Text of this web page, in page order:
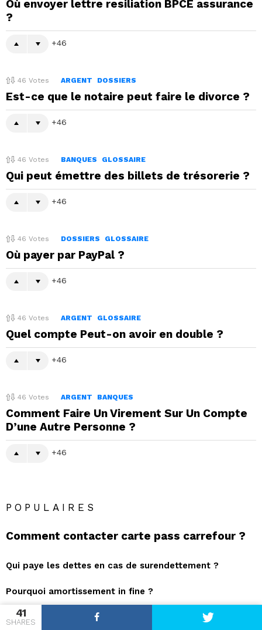
41
SHARES
Où envoyer lettre resiliation BPCE assurance
?
46
46 Votes ARGENT DOSSIERS
Est-ce que le notaire peut faire le divorce ?
46
46 Votes BANQUES GLOSSAIRE
Qui peut émettre des billets de trésorerie ?
46
46 Votes DOSSIERS GLOSSAIRE
Où payer par PayPal ?
46
46 Votes ARGENT GLOSSAIRE
Quel compte Peut-on avoir en double ?
46
46 Votes ARGENT BANQUES
Comment Faire Un Virement Sur Un Compte
D’une Autre Personne ?
46
POPULAIRES
Comment contacter carte pass carrefour ?
Qui paye les dettes en cas de surendettement ?
Pourquoi amortissement in fine ?
Où trouver Relève 1 Revenu Québec ?